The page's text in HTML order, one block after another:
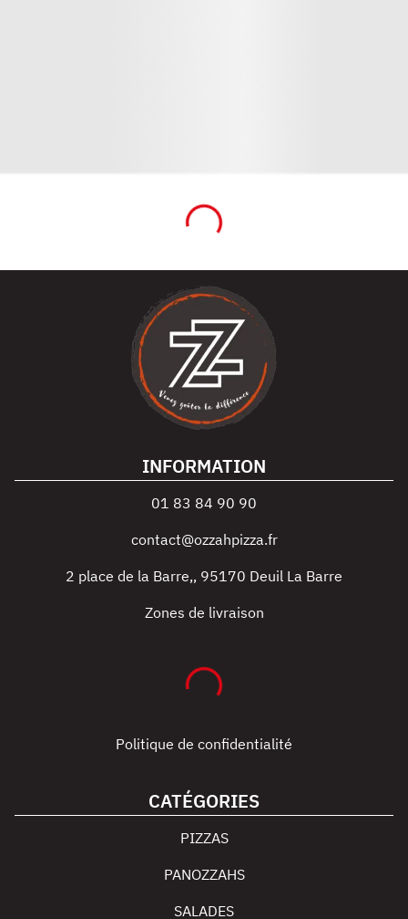
INFORMATION
01 83 84 90 90
contact@ozzahpizza.fr
2 place de la Barre,, 95170 Deuil La Barre
Zones de livraison
Politique de confidentialité
CATÉGORIES
PIZZAS
PANOZZAHS
SALADES